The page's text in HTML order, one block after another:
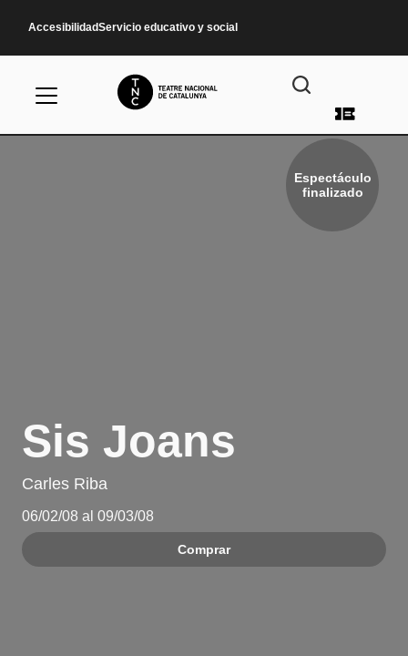
AccesibilidadServicio educativo y social
Menú
Espectáculo
finalizado
Sis Joans
Carles Riba
06/02/08 al 09/03/08
Comprar